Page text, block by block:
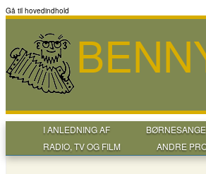
Gå til hovedindhold
I ANLEDNING AF BØRNESANGE
RADIO, TV OG FILM
ANDRE